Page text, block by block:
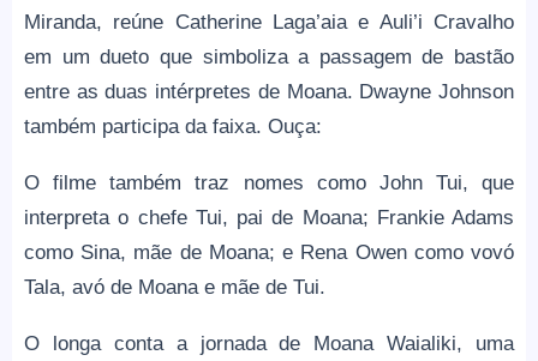
Miranda, reúne Catherine Laga’aia e Auli’i Cravalho
em um dueto que simboliza a passagem de bastão
entre as duas intérpretes de Moana. Dwayne Johnson
também participa da faixa. Ouça:
O filme também traz nomes como John Tui, que
interpreta o chefe Tui, pai de Moana; Frankie Adams
como Sina, mãe de Moana; e Rena Owen como vovó
Tala, avó de Moana e mãe de Tui.
O longa conta a jornada de Moana Waialiki, uma